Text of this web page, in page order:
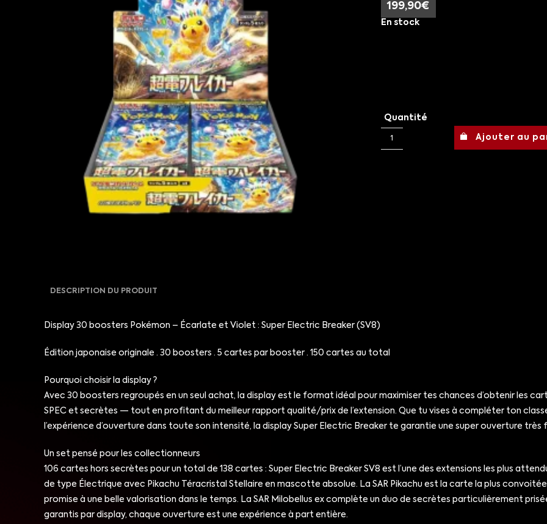
199,90€
En stock
Quantité
Ajouter au
DESCRIPTION DU PRODUIT
Display 30 boosters Pokémon – Écarlate et Violet : Super Electric Breaker (SV8)
Édition japonaise originale · 30 boosters · 5 cartes par booster · 150 cartes au total
Pourquoi choisir la display ?
Avec 30 boosters regroupés en un seul achat, la display est le format idéal pour maximiser tes chances d’obtenir les
SPEC et secrètes — tout en profitant du meilleur rapport qualité/prix de l’extension. Que tu vises à compléter ton
l’expérience d’ouverture dans toute son intensité, la display Super Electric Breaker te garantie une super ouverture très
Un set pensé pour les collectionneurs
106 cartes hors secrètes pour un total de 138 cartes : Super Electric Breaker SV8 est l’une des extensions les plus
de type Électrique avec Pikachu Téracristal Stellaire en mascotte absolue. La SAR Pikachu est la carte la plus
promise à une belle valorisation dans le temps. La SAR Milobellus ex complète un duo de secrètes particulièrement
garantis par display, chaque ouverture est une expérience à part entière.